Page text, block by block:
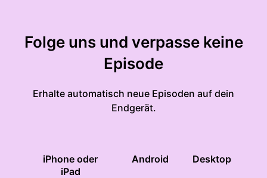
Folge uns und verpasse keine
Episode
Erhalte automatisch neue Episoden auf dein
Endgerät.
iPhone oder
iPad
Android Desktop